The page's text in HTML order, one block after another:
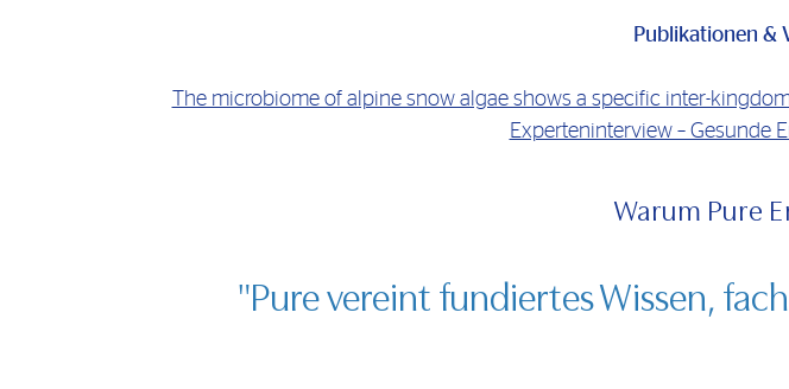
Publikationen &
The microbiome of alpine snow algae shows a specific inter-
Experteninterview – Gesunde
Warum Pure
"Pure vereint fundiertes Wissen,